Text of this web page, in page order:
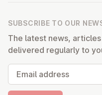
SUBSCRIBE TO OUR
The latest news,
delivered regularly to
Email address